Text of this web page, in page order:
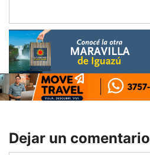
Dejar un comentario